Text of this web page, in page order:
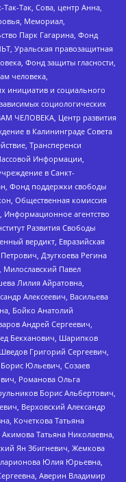
Так-Так, Сова, центр Анна,
Мемориал,
Парк Гагарина, Фонд
Уральская правозащитная
Фонд защиты гласности,
человека,
инициатив и социального
социологических
ЧЕЛОВЕКА, Центр развития
в Калининграде Совета
Трансперенси
Информации,
в Санкт-
Фонд поддержки свободы
Общественная комиссия
Информационное агентство
Развития Свободы
вердикт, Евразийская
Дзугкоева Регина
Павел
Лилия Айратовна,
Алексеевич, Васильева
Бойко Анатолий
Андрей Сергеевич,
Бекханович, Шарипков
Григорий Сергеевич,
Юльевич, Созаев
Романова Ольга
Борис Альбертович,
Верховский Александр
Кочеткова Татьяна
Татьяна Николаевна,
Ян Збигневич, Жемкова
Юлия Юрьевна,
Аверин Владимир